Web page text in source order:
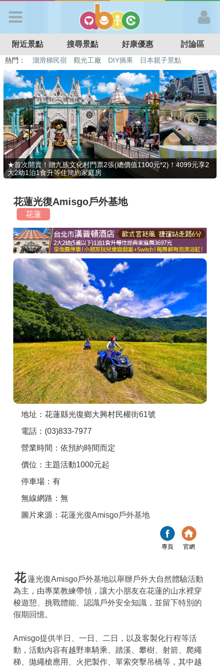
APP登入
首 頁
搜尋景點
好康優惠
最新消息
最新留言
商家合作
推薦景點
討論區
聯絡我們
APP下載
附近景點 搜尋景點 好康優惠 討論區
熱門： 溜滑梯民宿 觀光工廠 DIY摘果
日本親子景點
特色遊戲場
親子住房優惠 台北親子餐廳 溫泉泡湯SPA
★首次開賣！贈九族文化村門票2張(總價值1100元*2)！4099元享2
大2幼1泊1食升等住簡約家庭房
花蓮光復Amisgo戶外基地
花蓮
地址：花蓮縣光復鄉大興村民權街61號
電話：(03)833-7977
營業時間：依預約時間而定
價位：主題活動1000元起
停車場：有
無線網路：無
圖片來源： 花蓮光復Amisgo戶外基地
專頁 官網
花蓮光復Amisgo戶外基地以舉辦戶外大自然體驗活動
為主，由專業教練帶領，讓大小朋友在花蓮的山水裡穿
梭遊憩、挑戰體能、認識戶外安全知識，並留下特別的
假期回憶。
Amisgo提供半日、一日、二日，以及客製化行程等活
動，活動內容有越野車騎乘、踏溪、攀樹、射箭、爬繩
梯、拋繩槍應用、火把製作、單索突擊吊橋等，其中越